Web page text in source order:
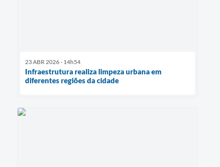
23 ABR 2026 - 14h54
Infraestrutura realiza limpeza urbana em
diferentes regiões da cidade